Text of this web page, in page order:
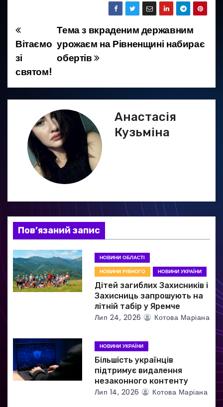
Н
а
в
і
я
з
а
п
и
в
Тема з вкраденим державним
урожаєм на Рівненщині набирає
обертів
Вітаємо
зі
святом!
Анастасія
Кузьміна
Пов’язаний запис
НОВИНИ ОБЛАСТІ
НОВИНИ РІВНОГО
НОВИНИ УКРАЇНИ
Дітей загиблих Захисників і
Захисниць запрошують на
літній табір у Яремче
Лип 24, 2026 Котова Маріана
НОВИНИ УКРАЇНИ
Більшість українців
підтримує видалення
незаконного контенту
Лип 14, 2026 Котова Маріана